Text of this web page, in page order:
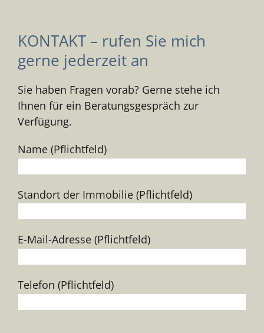
KONTAKT – rufen Sie mich
gerne jederzeit an
Sie haben Fragen vorab? Gerne stehe ich
Ihnen für ein Beratungsgespräch zur
Verfügung.
Name (Pflichtfeld)
Standort der Immobilie (Pflichtfeld)
E-Mail-Adresse (Pflichtfeld)
Telefon (Pflichtfeld)